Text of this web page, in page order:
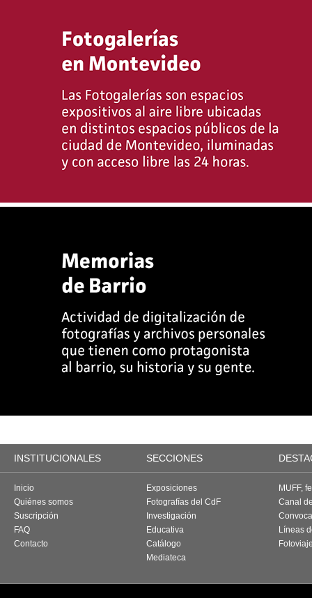
INSTITUCIONALES SECCIONES
Inicio
Quiénes somos
Suscripción
FAQ
Contacto
Exposiciones
Fotografías del CdF
Investigación
Educativa
Catálogo
Mediateca
MUFF,
Canal
Líneas